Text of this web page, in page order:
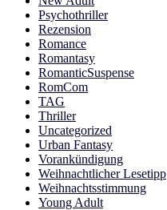
Psychothriller
Rezension
Romance
Romantasy
RomanticSuspense
RomCom
TAG
Thriller
Uncategorized
Urban Fantasy
Vorankündigung
Weihnachtlicher Lesetipp
Weihnachtsstimmung
Young Adult